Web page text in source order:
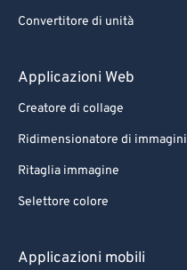
Convertitore di unità
Applicazioni Web
Creatore di collage
Ridimensionatore di immagini
Ritaglia immagine
Selettore colore
Applicazioni mobili